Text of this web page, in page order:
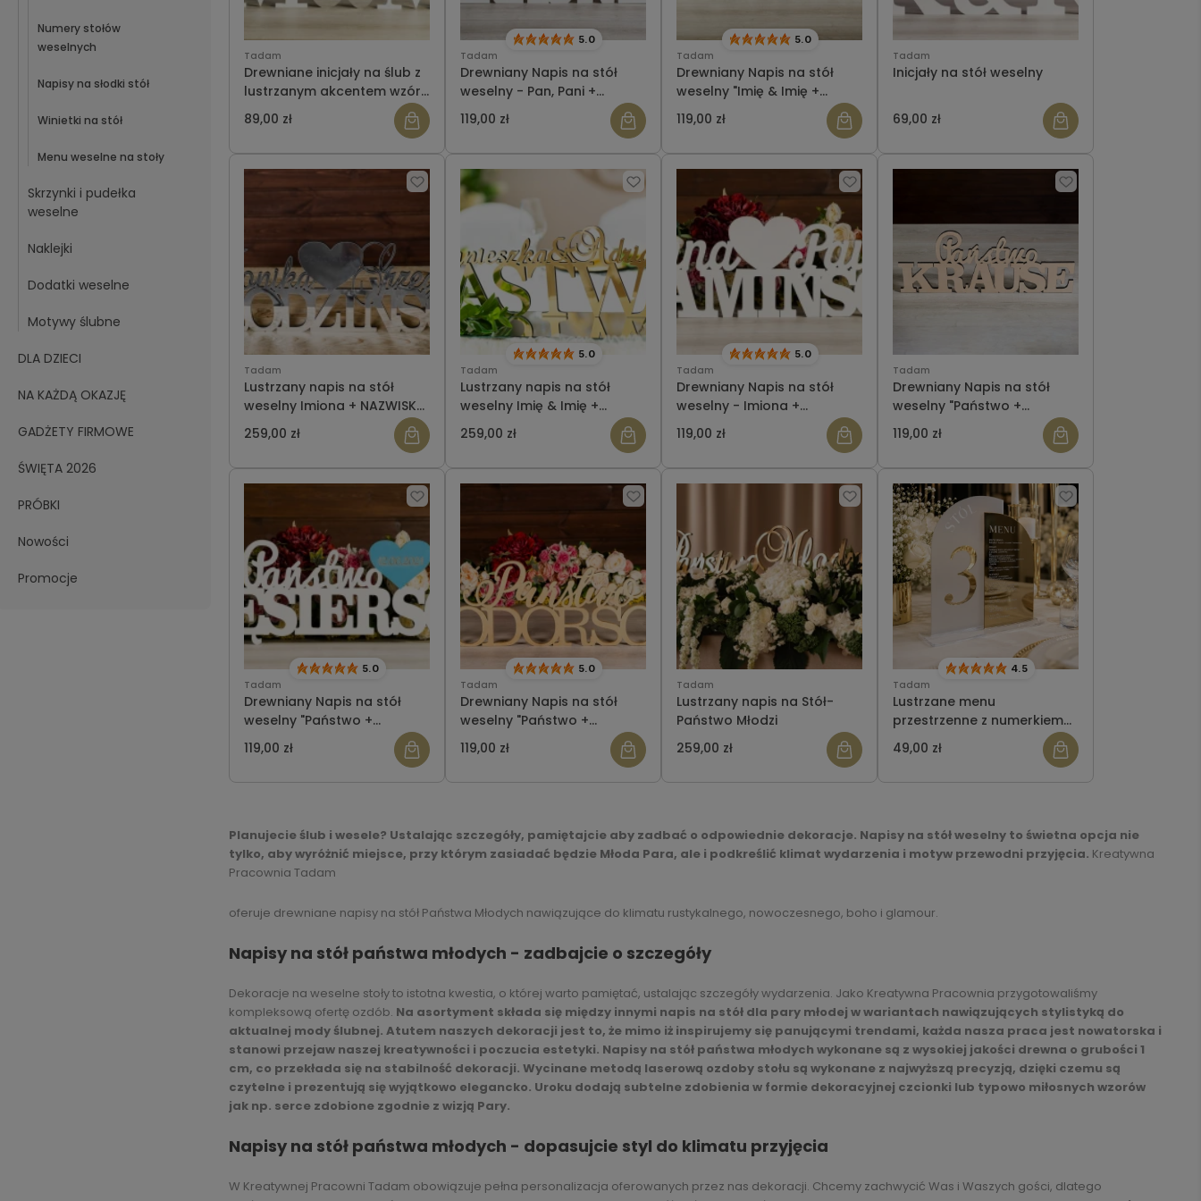
Numery stołów
weselnych
Napisy na słodki stół
Winietki na stół
Menu weselne na stoły
Skrzynki i pudełka
weselne
Naklejki
Dodatki weselne
Motywy ślubne
DLA DZIECI
NA KAŻDĄ OKAZJĘ
GADŻETY FIRMOWE
ŚWIĘTA 2026
PRÓBKI
Nowości
Promocje
Tadam
Drewniane inicjały na ślub z
lustrzanym akcentem wzór
2
89,00 zł
Tadam
Drewniany Napis na stół
weselny - Pan, Pani +
NAZWISKO z sercem
5.0
119,00 zł
Tadam
Drewniany Napis na stół
weselny "Imię & Imię +
NAZWISKO"
5.0
119,00 zł
Tadam
Inicjały na stół weselny
69,00 zł
Tadam
Lustrzany napis na stół
weselny Imiona + NAZWISKO
z sercem
259,00 zł
Tadam
Lustrzany napis na stół
weselny Imię & Imię +
NAZWISKO
5.0
259,00 zł
Tadam
Drewniany Napis na stół
weselny - Imiona +
NAZWISKO z sercem
5.0
119,00 zł
Tadam
Drewniany Napis na stół
weselny "Państwo +
NAZWISKO" wersja 2
119,00 zł
Tadam
Drewniany Napis na stół
weselny "Państwo +
NAZWISKO" z sercem
5.0
119,00 zł
Tadam
Drewniany Napis na stół
weselny "Państwo +
NAZWISKO"- wersja 1
5.0
119,00 zł
Tadam
Lustrzany napis na Stół-
Państwo Młodzi
259,00 zł
Tadam
Lustrzane menu
przestrzenne z numerkiem
na stół - 2w1
4.5
49,00 zł
Planujecie ślub i wesele? Ustalając szczegóły, pamiętajcie aby zadbać o odpowiednie dekoracje. Napisy na stół weselny to świetna opcja nie
tylko, aby wyróżnić miejsce, przy którym zasiadać będzie Młoda Para, ale i podkreślić klimat wydarzenia i motyw przewodni przyjęcia. Kreatywna
Pracownia Tadam
oferuje drewniane napisy na stół Państwa Młodych nawiązujące do klimatu rustykalnego, nowoczesnego, boho i glamour.
Napisy na stół państwa młodych - zadbajcie o szczegóły
Dekoracje na weselne stoły to istotna kwestia, o której warto pamiętać, ustalając szczegóły wydarzenia. Jako Kreatywna Pracownia przygotowaliśmy
kompleksową ofertę ozdób. Na asortyment składa się między innymi napis na stół dla pary młodej w wariantach nawiązujących stylistyką do
aktualnej mody ślubnej. Atutem naszych dekoracji jest to, że mimo iż inspirujemy się panującymi trendami, każda nasza praca jest nowatorska i
stanowi przejaw naszej kreatywności i poczucia estetyki. Napisy na stół państwa młodych wykonane są z wysokiej jakości drewna o grubości 1
cm, co przekłada się na stabilność dekoracji. Wycinane metodą laserową ozdoby stołu są wykonane z najwyższą precyzją, dzięki czemu są
czytelne i prezentują się wyjątkowo elegancko. Uroku dodają subtelne zdobienia w formie dekoracyjnej czcionki lub typowo miłosnych wzorów
jak np. serce zdobione zgodnie z wizją Pary.
Napisy na stół państwa młodych - dopasujcie styl do klimatu przyjęcia
W Kreatywnej Pracowni Tadam obowiązuje pełna personalizacja oferowanych przez nas dekoracji. Chcemy zachwycić Was i Waszych gości, dlatego